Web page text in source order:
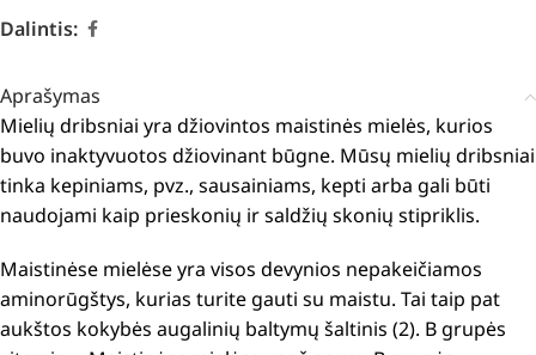
Dalintis:
Aprašymas
Mielių dribsniai yra džiovintos maistinės mielės, kurios
buvo inaktyvuotos džiovinant būgne. Mūsų mielių dribsniai
tinka kepiniams, pvz., sausainiams, kepti arba gali būti
naudojami kaip prieskonių ir saldžių skonių stipriklis.
Maistinėse mielėse yra visos devynios nepakeičiamos
aminorūgštys, kurias turite gauti su maistu. Tai taip pat
aukštos kokybės augalinių baltymų šaltinis (2). B grupės